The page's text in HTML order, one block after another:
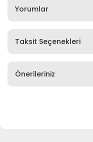
Yorumlar
Taksit Seçenekleri
Önerileriniz